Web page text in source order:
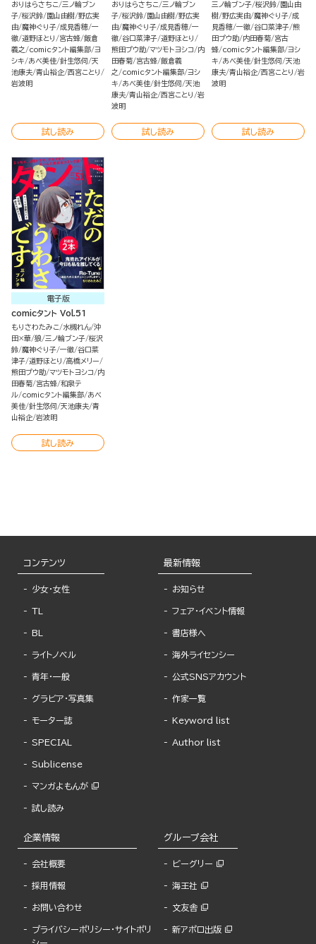
おりはらさちこ 三ノ輪ブン
子 桜沢鈴 園山由樹 野広実
由 魔神ぐり子 成見香穂 一
徹 道野ほとり 宮古蜂 飯倉
義之
comicタント編集部 ヨ
シキ
あべ美佳 針生悠伺 天
池康夫 青山裕企 西宮ことり
岩波明
試し読み
おりはらさちこ 三ノ輪ブン
子 桜沢鈴 園山由樹 野広実
由 魔神ぐり子 成見香穂 一
徹 谷口菜津子 道野ほとり
熊田プウ助 マツモトヨシコ
内
田春菊 宮古蜂 飯倉義
之
comicタント編集部 ヨシ
キ
あべ美佳 針生悠伺 天池
康夫 青山裕企 西宮ことり
岩
波明
試し読み
三ノ輪ブン子 桜沢鈴 園山由
樹 野広実由 魔神ぐり子 成
見香穂 一徹 谷口菜津子 熊
田プウ助 内田春菊 宮古
蜂 comicタント編集部 ヨシ
キ
あべ美佳 針生悠伺 天池
康夫 青山裕企 西宮ことり
岩
波明
試し読み
電子版
comicタント Vol.51
もりさわたみこ 水槻れん 沖
田×華 狼 三ノ輪ブン子 桜沢
鈴 魔神ぐり子 一徹 谷口菜
津子 道野ほとり
高橋メリー
熊田プウ助 マツモトヨシコ
内
田春菊 宮古蜂 和泉テ
ル comicタント編集部 あべ
美佳 針生悠伺 天池康夫 青
山裕企 岩波明
試し読み
コンテンツ
少女・女性
TL
BL
ライトノベル
青年・一般
グラビア・写真集
モーター誌
SPECIAL
Sublicense
マンガよもんが
試し読み
最新情報
お知らせ
フェア・イベント情報
書店様へ
海外ライセンシー
公式SNSアカウント
作家一覧
Keyword list
Author list
企業情報
会社概要
採用情報
お問い合わせ
プライバシーポリシー・サイトポリ
シー
グループ会社
ビーグリー
海王社
文友舎
新アポロ出版